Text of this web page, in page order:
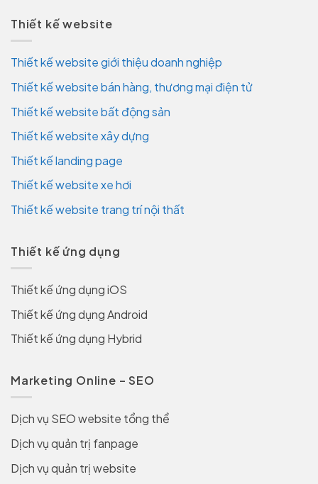
Thiết kế website
Thiết kế website giới thiệu doanh nghiệp
Thiết kế website bán hàng, thương mại điện tử
Thiết kế website bất động sản
Thiết kế website xây dựng
Thiết kế landing page
Thiết kế website xe hơi
Thiết kế website trang trí nội thất
Thiết kế ứng dụng
Thiết kế ứng dụng iOS
Thiết kế ứng dụng Android
Thiết kế ứng dụng Hybrid
Marketing Online – SEO
Dịch vụ SEO website tổng thể
Dịch vụ quản trị fanpage
Dịch vụ quản trị website